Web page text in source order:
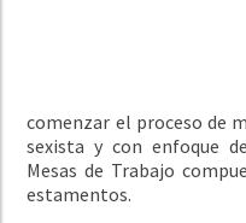
comenzar el proceso de
sexista y con enfoque
Mesas de Trabajo
estamentos.